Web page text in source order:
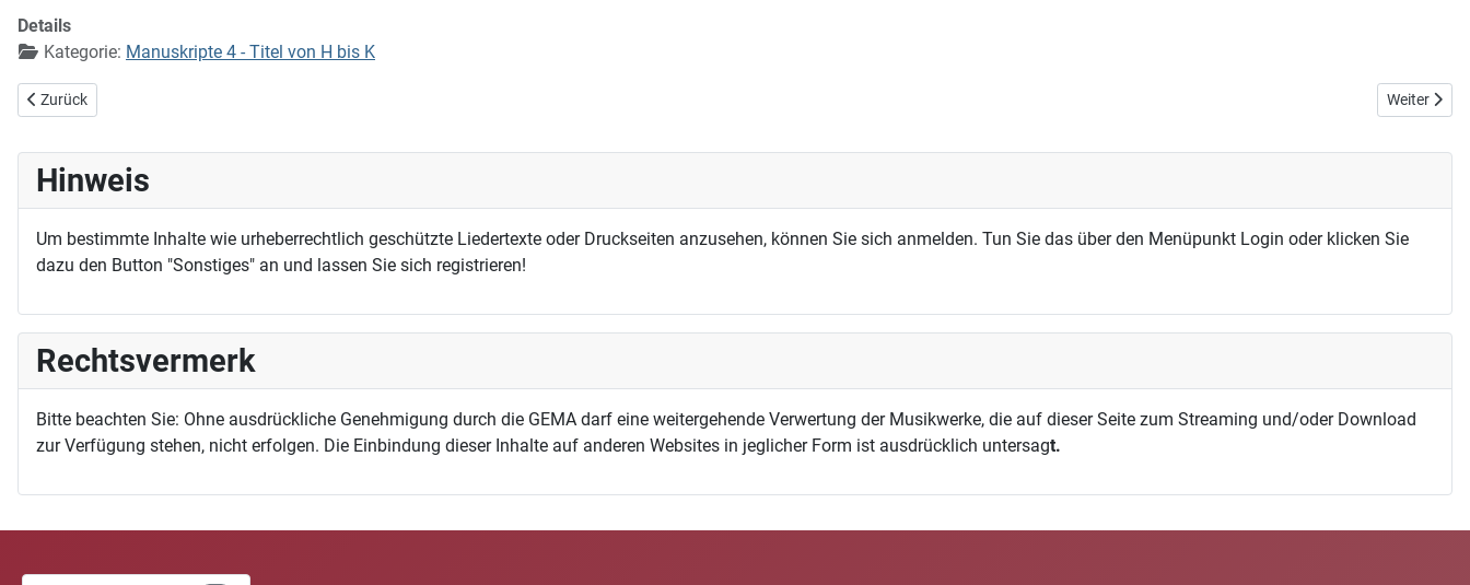
Details
Kategorie: Manuskripte 4 - Titel von H bis K
Vorheriger Beitrag: Jesu, meines Lebens Leben (EG 86)
Zurück Nächster
Weiter
Hinweis
Um bestimmte Inhalte wie urheberrechtlich geschützte Liedertexte oder Druckseiten anzusehen, können Sie sich anmelden. Tun Sie das über den Menüpunkt Login oder klicken Sie
dazu den Button "Sonstiges" an und lassen Sie sich registrieren!
Rechtsvermerk
Bitte beachten Sie: Ohne ausdrückliche Genehmigung durch die GEMA darf eine weitergehende Verwertung der Musikwerke, die auf dieser Seite zum Streaming und/oder Download
zur Verfügung stehen, nicht erfolgen. Die Einbindung dieser Inhalte auf anderen Websites in jeglicher Form ist ausdrücklich untersagt.